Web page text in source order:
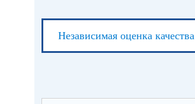
Независимая оценка качества